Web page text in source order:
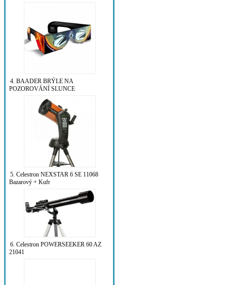
4. BAADER BRÝLE NA
POZOROVÁNÍ SLUNCE
5. Celestron NEXSTAR 6 SE 11068
Bazarový + Kufr
6. Celestron POWERSEEKER 60 AZ
21041